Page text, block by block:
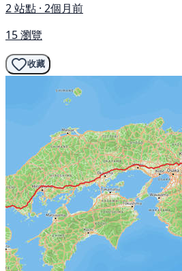
2 站點 · 2個月前
15 瀏覽
收藏